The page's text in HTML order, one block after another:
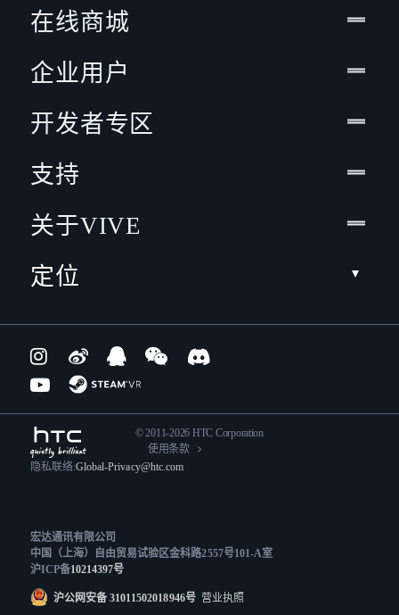
在线商城
企业用户
开发者专区
支持
关于VIVE
定位
© 2011-2026 HTC Corporation
使用条款
隐私联络:Global-Privacy@htc.com
宏达通讯有限公司
中国（上海）自由贸易试验区金科路2557号101-A室
沪ICP备10214397号
沪公网安备 31011502018946号营业执照